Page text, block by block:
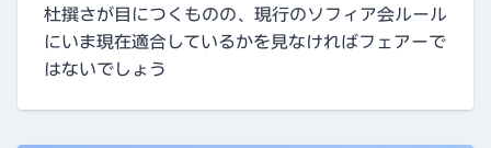
杜撰さが目につくものの、現行のソフィア会ルール
にいま現在適合しているかを見なければフェアーで
はないでしょう